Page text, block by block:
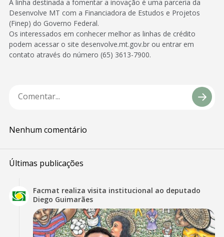
A linha destinada a fomentar a inovação é uma parceria da
Desenvolve MT com a Financiadora de Estudos e Projetos
(Finep) do Governo Federal.
Os interessados em conhecer melhor as linhas de crédito
podem acessar o site desenvolve.mt.gov.br ou entrar em
contato através do número (65) 3613-7900.
Nenhum comentário
Últimas publicações
Facmat realiza visita institucional ao deputado
Diego Guimarães